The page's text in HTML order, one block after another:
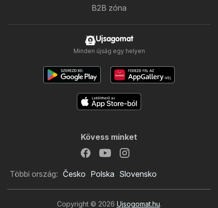
B2B zóna
Ujsagomat
Minden újság egy helyen
Kövess minket
Többi ország: Česko Polska Slovensko
Copyright © 2026 Ujsogomat.hu.